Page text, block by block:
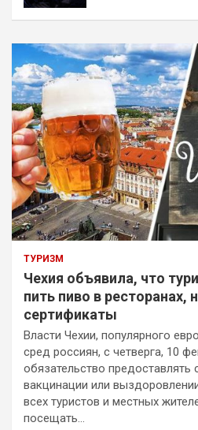
ТУРИЗМ
Чехия объявила, что
пить пиво в ресторанах,
сертификаты
Власти Чехии, популярного
сред россиян, с четверга, 10
обязательство предоставлять
вакцинации или
всех туристов и местных
посещать…